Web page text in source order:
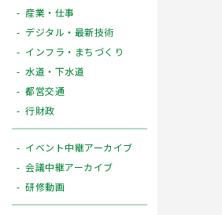
産業・仕事
デジタル・最新技術
インフラ・まちづくり
水道・下水道
都営交通
行財政
イベント中継アーカイブ
会議中継アーカイブ
研修動画